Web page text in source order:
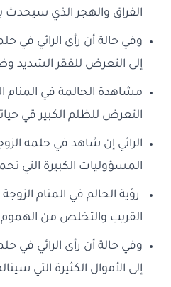
الفراق والهجر الذي سيحدث
وفي حالة أن رأى الرائي في
إلى التعرض للفقر الشديد
مشاهدة الحالمة في المنام
التعرض للظلم الكبير قي
الرائي إن شاهد في حلمه
المسؤوليات الكبيرة التي
رؤية الحالم في المنام
القريب والتخلص من الهموم
وفي حالة أن رأى الرائي في
إلى الأموال الكثيرة التي